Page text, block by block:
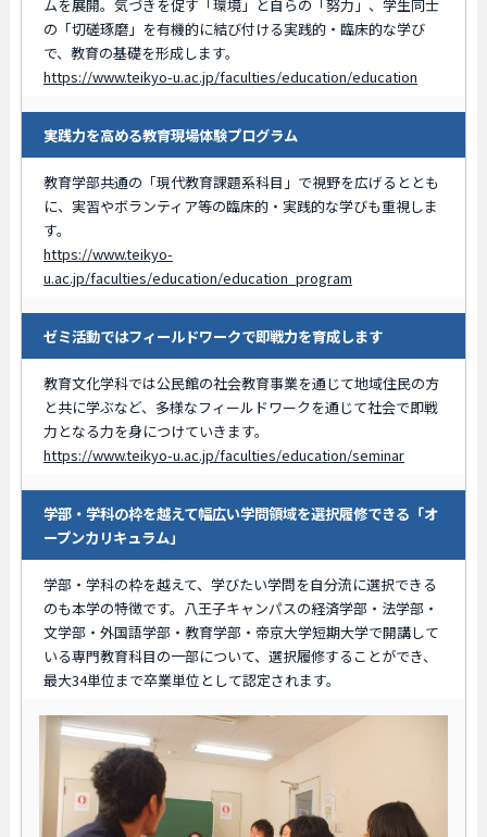
ムを展開。気づきを促す「環境」と自らの「努力」、学生同士
の「切磋琢磨」を有機的に結び付ける実践的・臨床的な学び
で、教育の基礎を形成します。
https://www.teikyo-u.ac.jp/faculties/education/education
実践力を高める教育現場体験プログラム
教育学部共通の「現代教育課題系科目」で視野を広げるととも
に、実習やボランティア等の臨床的・実践的な学びも重視しま
す。
https://www.teikyo-
u.ac.jp/faculties/education/education_program
ゼミ活動ではフィールドワークで即戦力を育成します
教育文化学科では公民館の社会教育事業を通じて地域住民の方
と共に学ぶなど、多様なフィールドワークを通じて社会で即戦
力となる力を身につけていきます。
https://www.teikyo-u.ac.jp/faculties/education/seminar
学部・学科の枠を越えて幅広い学問領域を選択履修できる「オ
ープンカリキュラム」
学部・学科の枠を越えて、学びたい学問を自分流に選択できる
のも本学の特徴です。八王子キャンパスの経済学部・法学部・
文学部・外国語学部・教育学部・帝京大学短期大学で開講して
いる専門教育科目の一部について、選択履修することができ、
最大34単位まで卒業単位として認定されます。